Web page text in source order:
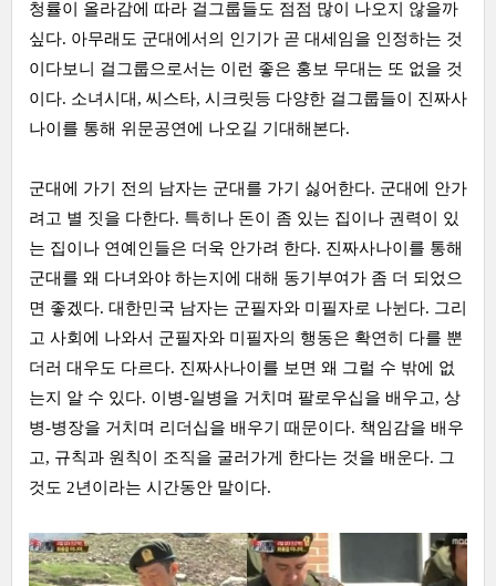
청률이 올라감에 따라 걸그룹들도 점점 많이 나오지 않을까
싶다. 아무래도 군대에서의 인기가 곧 대세임을 인정하는 것
이다보니 걸그룹으로서는 이런 좋은 홍보 무대는 또 없을 것
이다. 소녀시대, 씨스타, 시크릿등 다양한 걸그룹들이 진짜사
나이를 통해 위문공연에 나오길 기대해본다.
군대에 가기 전의 남자는 군대를 가기 싫어한다. 군대에 안가
려고 별 짓을 다한다. 특히나 돈이 좀 있는 집이나 권력이 있
는 집이나 연예인들은 더욱 안가려 한다. 진짜사나이를 통해
군대를 왜 다녀와야 하는지에 대해 동기부여가 좀 더 되었으
면 좋겠다. 대한민국 남자는 군필자와 미필자로 나뉜다. 그리
고 사회에 나와서 군필자와 미필자의 행동은 확연히 다를 뿐
더러 대우도 다르다. 진짜사나이를 보면 왜 그럴 수 밖에 없
는지 알 수 있다. 이병-일병을 거치며 팔로우십을 배우고, 상
병-병장을 거치며 리더십을 배우기 때문이다. 책임감을 배우
고, 규칙과 원칙이 조직을 굴러가게 한다는 것을 배운다. 그
것도 2년이라는 시간동안 말이다.